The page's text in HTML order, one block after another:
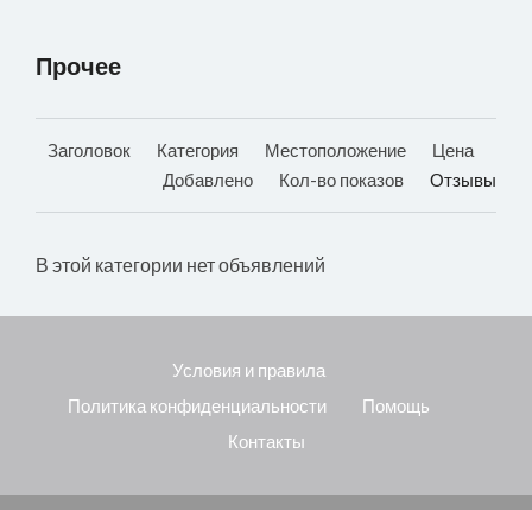
Прочее
Заголовок Категория Местоположение
Цена
Добавлено
Кол-во показов Отзывы
В этой категории нет объявлений
Условия и правила
Политика конфиденциальности
Помощь
Контакты